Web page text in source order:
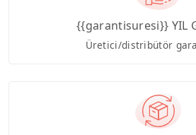
{{garantisuresi}} YIL
Üretici/distribütör